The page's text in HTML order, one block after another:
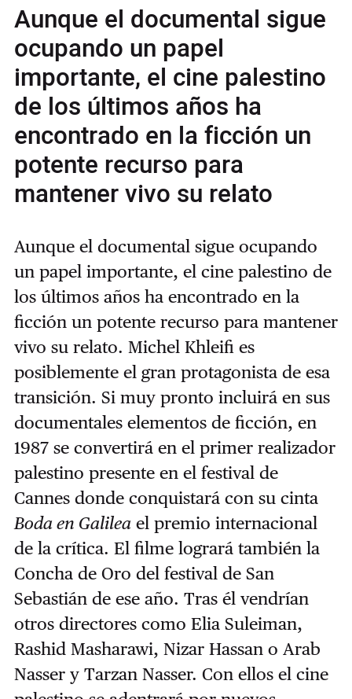
Aunque el documental sigue
ocupando un papel
importante, el cine palestino
de los últimos años ha
encontrado en la ficción un
potente recurso para
mantener vivo su relato
Aunque el documental sigue ocupando
un papel importante, el cine palestino de
los últimos años ha encontrado en la
ficción un potente recurso para mantener
vivo su relato. Michel Khleifi es
posiblemente el gran protagonista de esa
transición. Si muy pronto incluirá en sus
documentales elementos de ficción, en
1987 se convertirá en el primer realizador
palestino presente en el festival de
Cannes donde conquistará con su cinta
Boda en Galileael premio internacional
de la crítica. El filme logrará también la
Concha de Oro del festival de San
Sebastián de ese año. Tras él vendrían
otros directores como Elia Suleiman,
Rashid Masharawi, Nizar Hassan o Arab
Nasser y Tarzan Nasser. Con ellos el cine